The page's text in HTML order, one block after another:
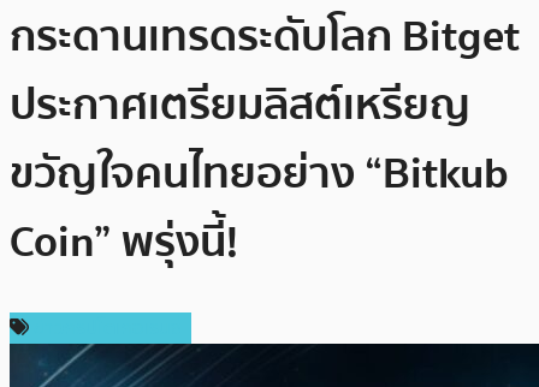
กระดานเทรดระดับโลก Bitget
ประกาศเตรียมลิสต์เหรียญ
ขวัญใจคนไทยอย่าง “Bitkub
Coin” พรุ่งนี้!